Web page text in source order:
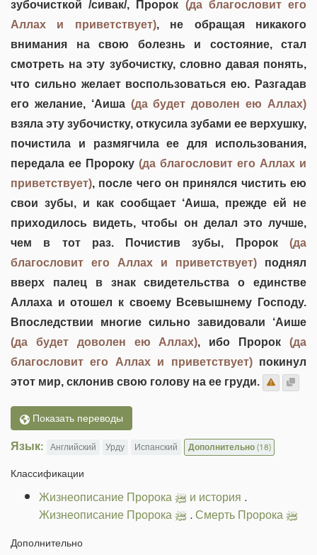
зубочисткой /сивак/, Пророк (да благословит его
Аллах и приветствует), не обращая никакого
внимания на свою болезнь и состояние, стал
смотреть на эту зубочистку, словно давая понять,
что сильно желает воспользоваться ею. Разгадав
его желание, ‘Аиша (да будет доволен ею Аллах)
взяла эту зубочистку, откусила зубами ее верхушку,
почистила и размягчила ее для использования,
передала ее Пророку (да благословит его Аллах и
приветствует), после чего он принялся чистить ею
свои зубы, и как сообщает ‘Аиша, прежде ей не
приходилось видеть, чтобы он делал это лучше,
чем в тот раз. Почистив зубы, Пророк (да
благословит его Аллах и приветствует) поднял
вверх палец в знак свидетельства о единстве
Аллаха и отошел к своему Всевышнему Господу.
Впоследствии многие сильно завидовали ‘Аише
(да будет доволен ею Аллах), ибо Пророк(да
благословит его Аллах и приветствует)покинул
этот мир, склонив свою голову на ее груди.
Показать переводы
Язык: Английский Урду Испанский Дополнительно(18)
Классификации
Жизнеописание Пророка ﷺ и история .
Жизнеописание Пророка ﷺ . Смерть Пророка ﷺ
Дополнительно